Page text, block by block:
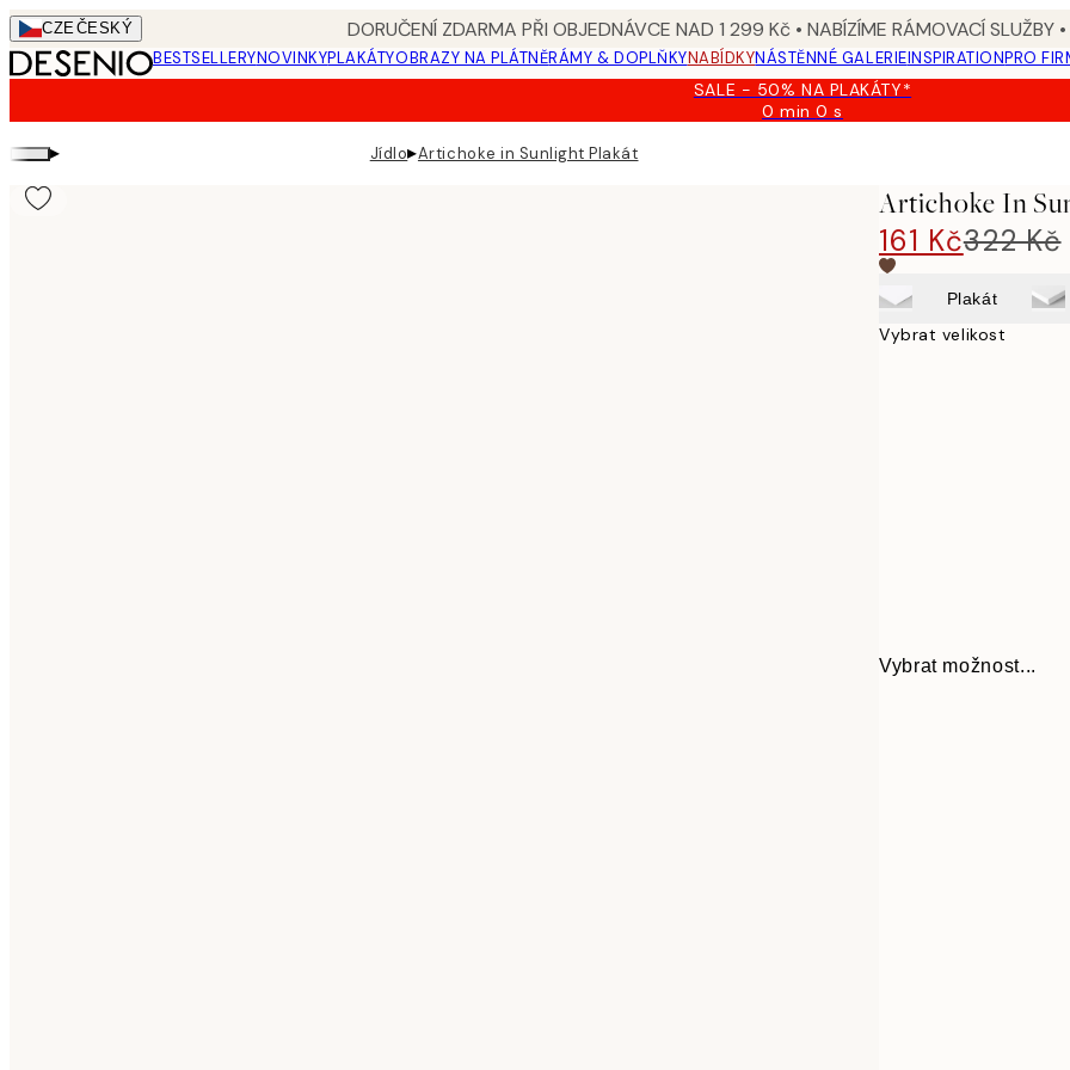
Skip
to
main
CZEČESKÝ DORUČENÍ ZDARMA PŘI OBJEDNÁVCE NAD 1 299 Kč • NABÍZÍME RÁMOVACÍ SLUŽBY
BESTSELLERYNOVINKYPLAKÁTYOBRAZY NA PLÁTNĚRÁMY & DOPLŇKYNABÍDKYNÁSTĚNNÉ GALERIEINSPIRATIONPRO
SALE - 50% NA PLAKÁTY*
0 min0 s
Platné
▸ Jídlo▸Artichoke in Sunlight Plakát
Artichoke In
161 Kč322 Kč
Plakát
Vybrat velikost
Vybrat možnost...